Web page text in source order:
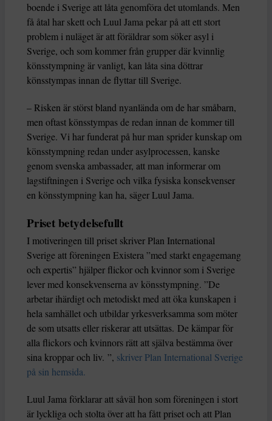
boende i Sverige att låta genomföra det utomlands. Men
få åtal har skett och Luul Jama pekar på att ett stort
problem i nuläget är att föräldrar som söker asyl i
Sverige, och som kommer från grupper där kvinnlig
könsstympning är vanligt, kan låta sina döttrar
könsstympas innan de flyttar till Sverige.
– Risken är störst bland nyanlända om de har småbarn,
men oftast könsstympas de redan innan de kommer till
Sverige. Vi har funderat på hur man sprider kunskap om
könsstympning redan under asylprocessen, kanske
genom svenska ambassader, att man informerar om
lagstiftningen i Sverige och vilka fysiska konsekvenser
en könsstympning kan ha, säger Luul Jama.
Priset betydelsefullt
I motiveringen till priset skriver Plan International
Sverige att föreningen Existera ”med starkt engagemang
och expertis” hjälper flickor och kvinnor som i Sverige
lever med konsekvenserna av könsstympning. ”De
arbetar ihärdigt och metodiskt med att öka kunskapen i
hela samhället och utbildar yrkesverksamma som möter
de som utsatts eller riskerar att utsättas. De kämpar för
alla flickors och kvinnors rätt att själva bestämma över
sina kroppar och liv. ”, skriver Plan International Sverige
på sin hemsida.
Luul Jama förklarar att såväl hon som föreningen i stort
är lyckliga och stolta över att ha fått priset och att Plan